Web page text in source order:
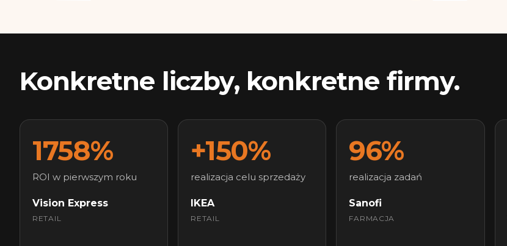
Konkretne liczby, konkretne firmy.
1758%
ROI w pierwszym roku
Vision Express
RETAIL
+150%
realizacja celu sprzedaży
IKEA
RETAIL
96%
realizacja zadań
Sanofi
FARMACJA